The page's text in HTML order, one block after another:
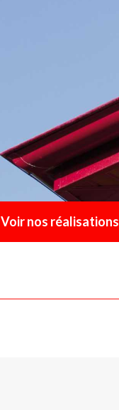
Voir nos réalisations